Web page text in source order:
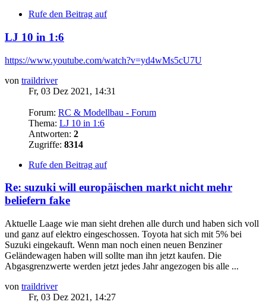
Rufe den Beitrag auf
LJ 10 in 1:6
https://www.youtube.com/watch?v=yd4wMs5cU7U
von traildriver
Fr, 03 Dez 2021, 14:31
Forum: RC & Modellbau - Forum
Thema: LJ 10 in 1:6
Antworten: 2
Zugriffe: 8314
Rufe den Beitrag auf
Re: suzuki will europäischen markt nicht mehr
beliefern fake
Aktuelle Laage wie man sieht drehen alle durch und haben sich voll
und ganz auf elektro eingeschossen. Toyota hat sich mit 5% bei
Suzuki eingekauft. Wenn man noch einen neuen Benziner
Geländewagen haben will sollte man ihn jetzt kaufen. Die
Abgasgrenzwerte werden jetzt jedes Jahr angezogen bis alle ...
von traildriver
Fr, 03 Dez 2021, 14:27